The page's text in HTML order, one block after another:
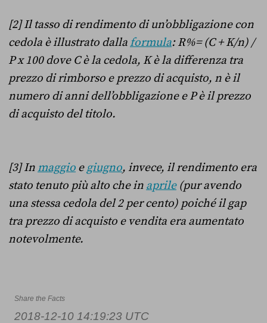
[2] Il tasso di rendimento di un’obbligazione con
cedola è illustrato dallaformula: R%= (C + K/n) /
P x 100 dove C è la cedola, K è la differenza tra
prezzo di rimborso e prezzo di acquisto, n è il
numero di anni dell’obbligazione e P è il prezzo
di acquisto del titolo.
[3] In maggio egiugno, invece, il rendimento era
stato tenuto più alto che in aprile(pur avendo
una stessa cedola del 2 per cento) poiché il gap
tra prezzo di acquisto e vendita era aumentato
notevolmente.
Share the Facts
2018-12-10 14:19:23 UTC